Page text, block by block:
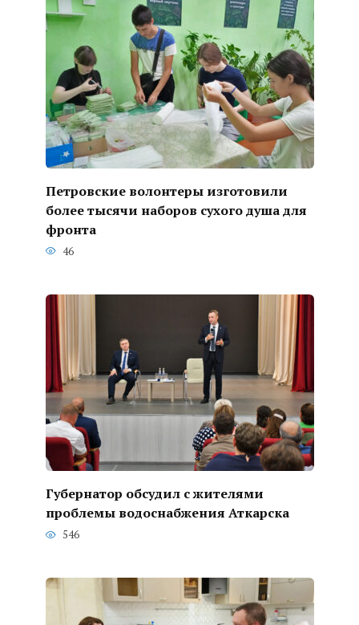
Петровские волонтеры изготовили
более тысячи наборов сухого душа для
фронта
46
Губернатор обсудил с жителями
проблемы водоснабжения Аткарска
546